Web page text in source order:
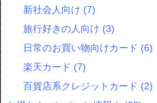
新社会人向け (7)
旅行好きの人向け (3)
日常のお買い物向けカード (6)
楽天カード (7)
百貨店系クレジットカード (2)